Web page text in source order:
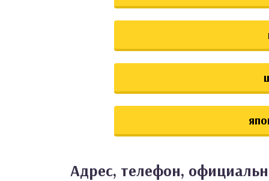
Адрес, телефон,